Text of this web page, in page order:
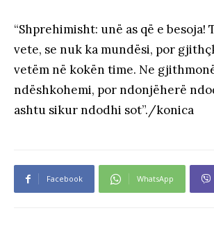
“Shprehimisht: unë as që e besoja!
vete, se nuk ka mundësi, por
vetëm në kokën time. Ne
ndëshkohemi, por ndonjëherë
ashtu sikur ndodhi sot”./konica
Facebook WhatsApp